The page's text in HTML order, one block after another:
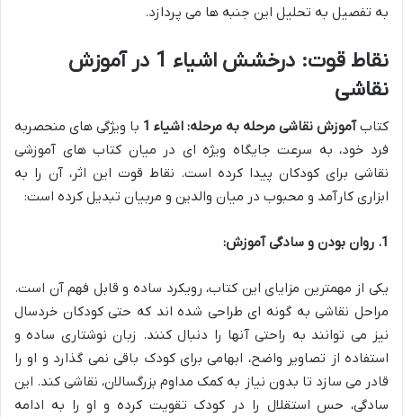
به تفصیل به تحلیل این جنبه ها می پردازد.
نقاط قوت: درخشش اشیاء 1 در آموزش
نقاشی
کتابآموزش نقاشی مرحله به مرحله: اشیاء 1
با ویژگی های منحصربه
فرد خود، به سرعت جایگاه ویژه ای در میان کتاب های آموزشی
نقاشی برای کودکان پیدا کرده است. نقاط قوت این اثر، آن را به
ابزاری کارآمد و محبوب در میان والدین و مربیان تبدیل کرده است:
1. روان بودن و سادگی آموزش:
یکی از مهمترین مزایای این کتاب، رویکرد ساده و قابل فهم آن است.
مراحل نقاشی به گونه ای طراحی شده اند که حتی کودکان خردسال
نیز می توانند به راحتی آنها را دنبال کنند. زبان نوشتاری ساده و
استفاده از تصاویر واضح، ابهامی برای کودک باقی نمی گذارد و او را
قادر می سازد تا بدون نیاز به کمک مداوم بزرگسالان، نقاشی کند. این
سادگی، حس استقلال را در کودک تقویت کرده و او را به ادامه